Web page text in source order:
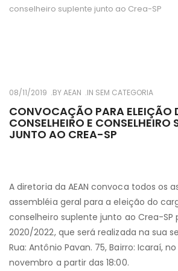
conselheiro suplente junto ao Crea-SP
08/11/2019 BYAEAN IN SEM CATEGORIA
CONVOCAÇÃO PARA ELEIÇÃO
CONSELHEIRO E CONSELHEIRO
JUNTO AO CREA-SP
A diretoria da AEAN convoca todos os
assembléia geral para a eleição do
conselheiro suplente junto ao Crea-
2020/2022, que será realizada na sua
Rua: Antônio Pavan. 75, Bairro: Icaraí, no
novembro a partir das 18:00.